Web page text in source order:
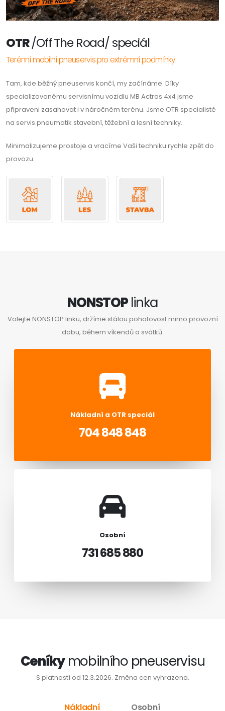
OTR/Off The Road/ speciál
Terénní mobilní pneuservis pro extrémní podmínky
Tam, kde běžný pneuservis končí, my začínáme. Díky
specializovanému servisnímu vozidlu MB Actros 4x4 jsme
připraveni zasahovat i v náročném terénu. Jsme OTR specialisté
na servis pneumatik stavební, těžební a lesní techniky.
Minimalizujeme prostoje a vracíme Vaši techniku rychle zpět do
provozu.
NONSTOPlinka
Volejte NONSTOP linku, držíme stálou pohotovost mimo provozní
dobu, během víkendů a svátků.
Nákladní a OTR speciál
704 848 848
Osobní
731 685 880
Ceníkymobilního pneuservisu
S platností od 12.3.2026. Změna cen vyhrazena.
Nákladní Osobní